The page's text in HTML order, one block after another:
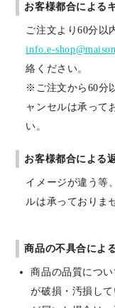
お客様都合による
ご注文より60分以
info.e-
絡ください。
※ご注文から60分
ャンセルは承って
い。
お客様都合による
イメージが違う等
ルは承っておりま
商品の不具合によ
商品の品質につ
が破損・汚損し